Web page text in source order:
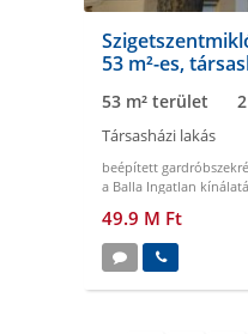
53 m²-es,
53 m² terület
Társasházi lakás
beépített
a Balla Ingatlan
49.9 M Ft